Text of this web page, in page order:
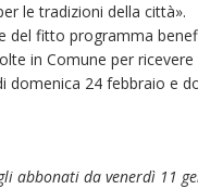
le tradizioni della città».
del fitto programma
in Comune per
domenica 24 febbraio e
abbonati da venerdì 11